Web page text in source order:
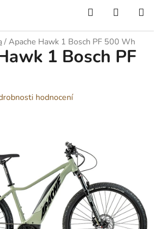
Hledat
KOŠÍK
/Apache Hawk 1 Bosch PF 500 Wh
1 Bosch PF
hodnocení